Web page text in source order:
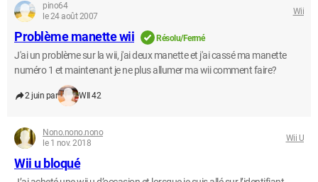
pino64
le 24 août 2007
Wii
Problème manette wii Résolu/Fermé
J'ai un problème sur la wii, j'ai deux manette et j'ai cassé ma manette
numéro 1 et maintenant je ne plus allumer ma wii comment faire?
2 juin par WII 42
Nono.nono.nono
le 1 nov. 2018
Wii U
Wii u bloqué